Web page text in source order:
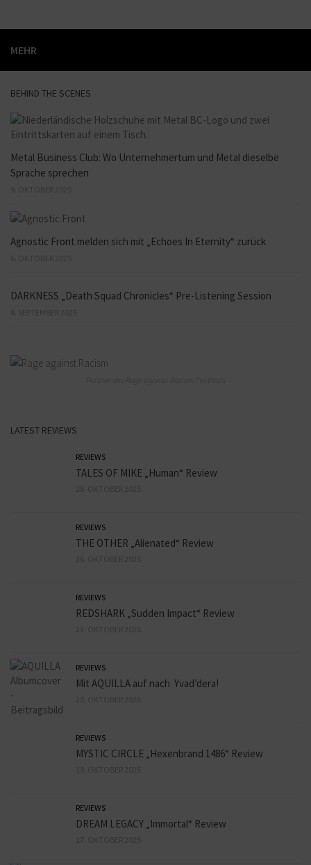
MEHR
BEHIND THE SCENES
Metal Business Club: Wo Unternehmertum und Metal dieselbe
Sprache sprechen
Agnostic Front melden sich mit „Echoes In Eternity“ zurück
DARKNESS „Death Squad Chronicles“ Pre-Listening Session
LATEST REVIEWS
REVIEWS
TALES OF MIKE „Human“ Review
REVIEWS
THE OTHER „Alienated“ Review
REVIEWS
REDSHARK „Sudden Impact“ Review
REVIEWS
Mit AQUILLA auf nach Yvad’dera!
REVIEWS
MYSTIC CIRCLE „Hexenbrand 1486“ Review
REVIEWS
DREAM LEGACY „Immortal“ Review